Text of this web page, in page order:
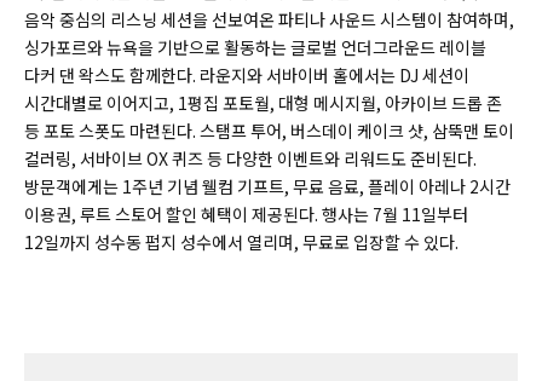
음악 중심의 리스닝 세션을 선보여온 파티나 사운드 시스템이 참여하며,
싱가포르와 뉴욕을 기반으로 활동하는 글로벌 언더그라운드 레이블
다커 댄 왁스도 함께한다. 라운지와 서바이버 홀에서는 DJ 세션이
시간대별로 이어지고, 1평집 포토월, 대형 메시지월, 아카이브 드롭 존
등 포토 스폿도 마련된다. 스탬프 투어, 버스데이 케이크 샷, 삼뚝맨 토이
컬러링, 서바이브 OX 퀴즈 등 다양한 이벤트와 리워드도 준비된다.
방문객에게는 1주년 기념 웰컴 기프트, 무료 음료, 플레이 아레나 2시간
이용권, 루트 스토어 할인 혜택이 제공된다. 행사는 7월 11일부터
12일까지 성수동 펍지 성수에서 열리며, 무료로 입장할 수 있다.